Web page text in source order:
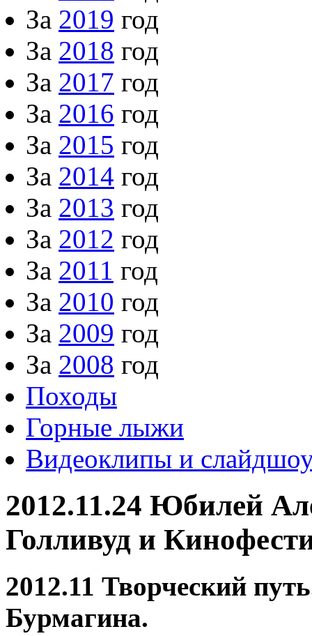
За 2019 год
За 2018 год
За 2017 год
За 2016 год
За 2015 год
За 2014 год
За 2013 год
За 2012 год
За 2011 год
За 2010 год
За 2009 год
За 2008 год
Походы
Горные лыжи
Видеоклипы и
2012.11.24 Юбилей
Голливуд и
2012.11 Творческий
Бурмагина.